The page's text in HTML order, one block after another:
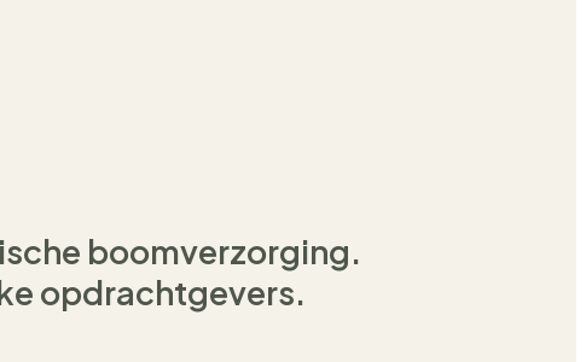
boomverzorging.
opdrachtgevers.